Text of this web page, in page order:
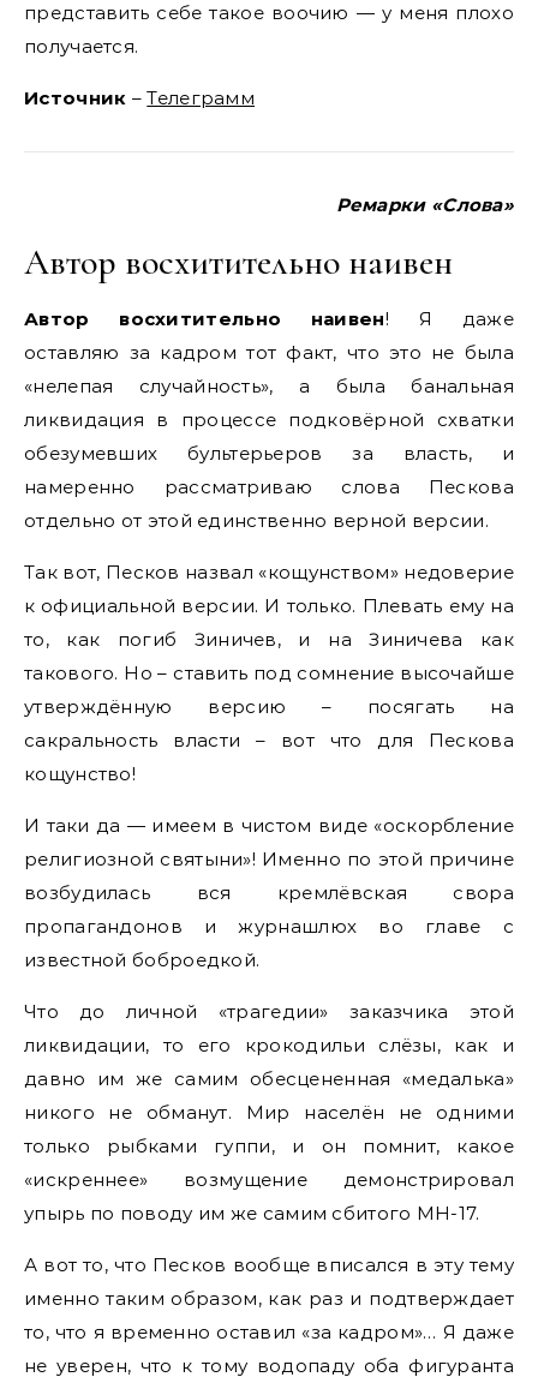
представить себе такое воочию — у меня плохо
получается.
Источник –Телеграмм
Ремарки «Слова»
Автор восхитительно наивен
Автор восхитительно наивен! Я даже
оставляю за кадром тот факт, что это не была
«нелепая случайность», а была банальная
ликвидация в процессе подковёрной схватки
обезумевших бультерьеров за власть, и
намеренно рассматриваю слова Пескова
отдельно от этой единственно верной версии.
Так вот, Песков назвал «кощунством» недоверие
к официальной версии. И только. Плевать ему на
то, как погиб Зиничев, и на Зиничева как
такового. Но – ставить под сомнение высочайше
утверждённую версию – посягать на
сакральность власти – вот что для Пескова
кощунство!
И таки да — имеем в чистом виде «оскорбление
религиозной святыни»! Именно по этой причине
возбудилась вся кремлёвская свора
пропагандонов и журнашлюх во главе с
известной боброедкой.
Что до личной «трагедии» заказчика этой
ликвидации, то его крокодильи слёзы, как и
давно им же самим обесцененная «медалька»
никого не обманут. Мир населён не одними
только рыбками гуппи, и он помнит, какое
«искреннее» возмущение демонстрировал
упырь по поводу им же самим сбитого MH-17.
А вот то, что Песков вообще вписался в эту тему
именно таким образом, как раз и подтверждает
то, что я временно оставил «за кадром»… Я даже
не уверен, что к тому водопаду оба фигуранта